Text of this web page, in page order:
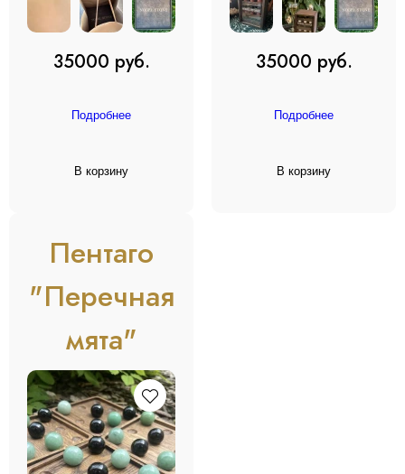
35000 руб.
Подробнее
В корзину
35000 руб.
Подробнее
В корзину
Пентаго
"Перечная
мята"